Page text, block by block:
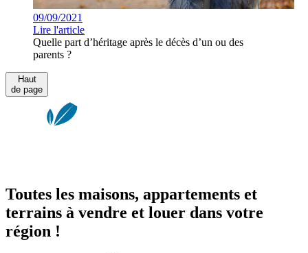
09/09/2021
Lire l'article
Quelle part d’héritage après le décès d’un ou des
parents ?
Haut
de page
Toutes les maisons, appartements et
terrains à vendre et louer dans votre
région !